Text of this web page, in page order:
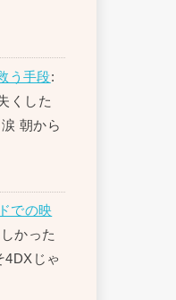
う手段:
くした
朝から
での映
かった
4DXじゃ